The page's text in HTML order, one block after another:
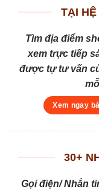
TẠI HỆ
Tìm địa điểm
xem trực tiếp
được tự tư vấn
Xem ngay
30+
Gọi điện/ Nhắn